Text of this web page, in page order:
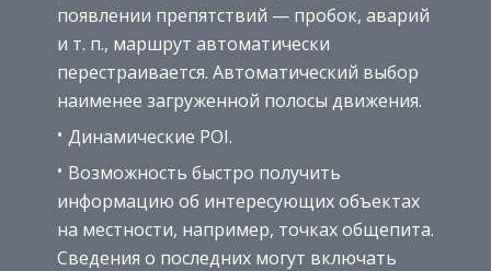
появлении препятствий — пробок, аварий
и т. п., маршрут автоматически
перестраивается. Автоматический выбор
наименее загруженной полосы движения.
Динамические POI.
Возможность быстро получить
информацию об интересующих объектах
на местности, например, точках общепита.
Сведения о последних могут включать